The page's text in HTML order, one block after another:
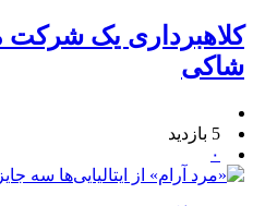
شاکی
5 بازدید
۰